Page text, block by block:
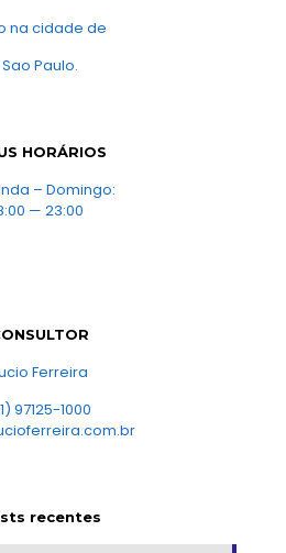
na cidade de
Sao Paulo.
HORÁRIOS
– Domingo:
— 23:00
Ferreira
97125-1000
recentes